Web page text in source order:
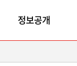
정보공개